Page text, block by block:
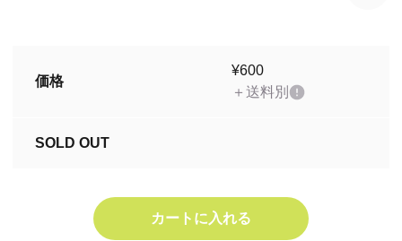
価格
¥600
＋送料別
SOLD OUT